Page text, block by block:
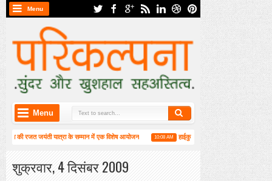
Menu
Menu
रजत जयंती यात्रा के सम्मान में एक विशेष आयोजन 10:08 AM
हाईकु गंगा पटल पर हाइगा की कार्यशाला संपन्न
शुक्रवार, 4 दिसंबर 2009